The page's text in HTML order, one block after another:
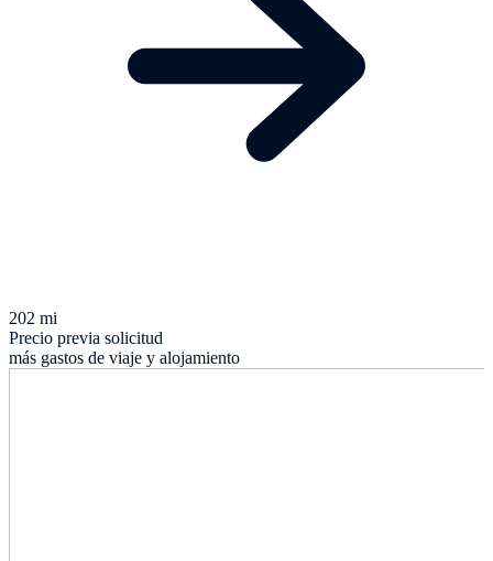
202 mi
Precio previa solicitud
más gastos de viaje y alojamiento